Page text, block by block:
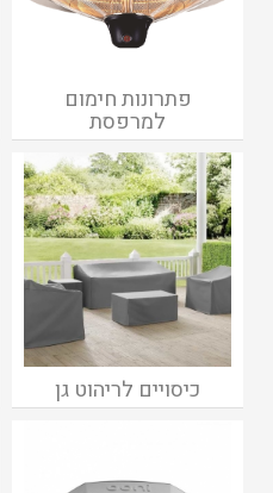
פתרונות חימום
למרפסת
כיסויים לריהוט גן